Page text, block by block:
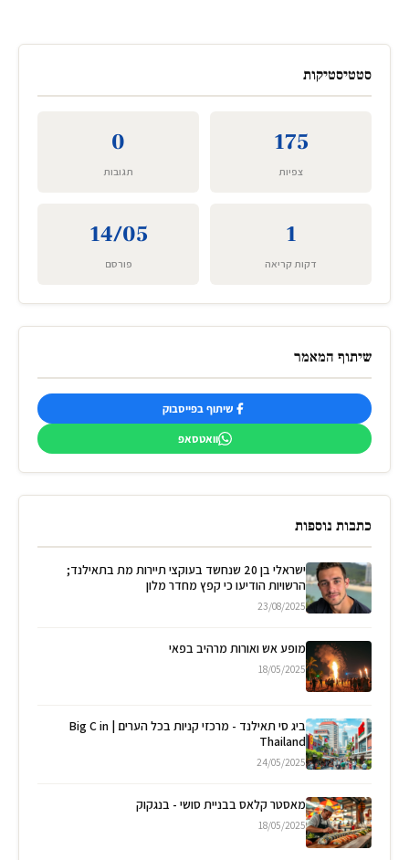
סטטיסטיקות
175
צפיות
0
תגובות
1
דקות קריאה
14/05
פורסם
שיתוף המאמר
שיתוף בפייסבוק
וואטסאפ
כתבות נוספות
ישראלי בן 20 שנחשד בעוקצי תיירות מת בתאילנד;
הרשויות הודיעו כי קפץ מחדר מלון
23/08/2025
מופע אש ואורות מרהיב בפאי
18/05/2025
ביג סי תאילנד - מרכזי קניות בכל הערים | Big C in
Thailand
24/05/2025
מאסטר קלאס בבניית סושי - בנגקוק
18/05/2025